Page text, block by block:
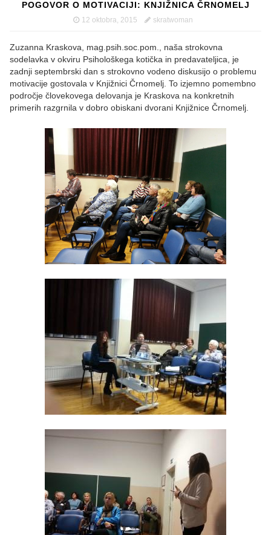
POGOVOR O MOTIVACIJI: KNJIŽNICA ČRNOMELJ
12 oktobra, 2015 skratwoman
Zuzanna Kraskova, mag.psih.soc.pom., naša strokovna
sodelavka v okviru Psihološkega kotička in predavateljica, je
zadnji septembrski dan s strokovno vodeno diskusijo o problemu
motivacije gostovala v Knjižnici Črnomelj. To izjemno pomembno
področje človekovega delovanja je Kraskova na konkretnih
primerih razgrnila v dobro obiskani dvorani Knjižnice Črnomelj.